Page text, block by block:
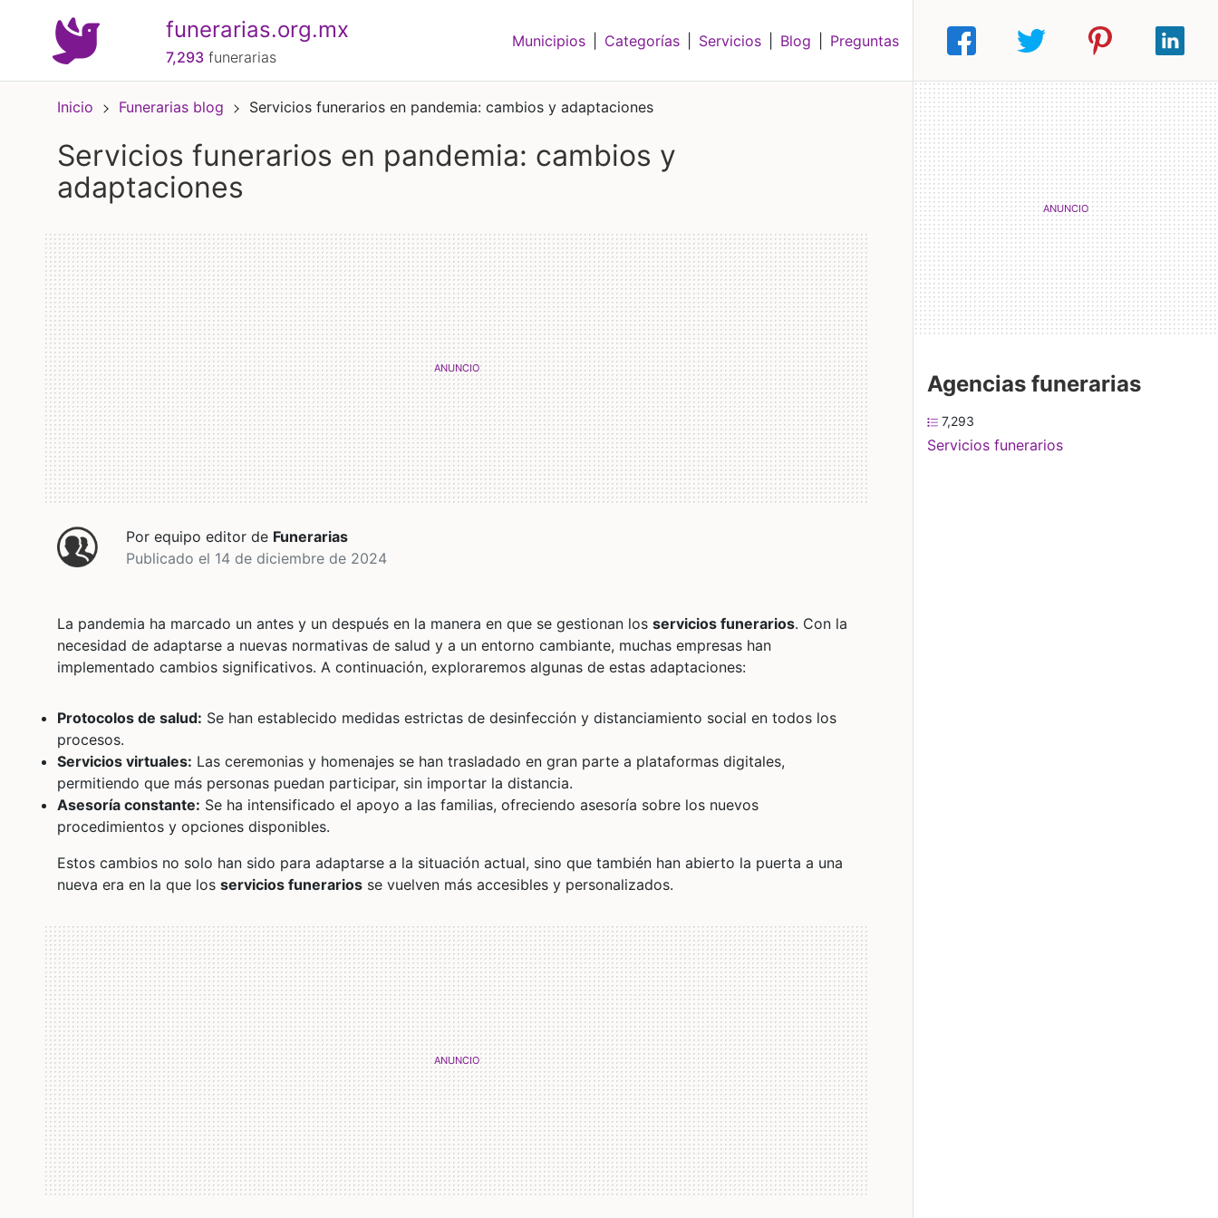
funerarias.org.mx
7,293funerarias
Municipios Categorías Servicios Blog Preguntas
Inicio Funerarias blog Servicios funerarios en pandemia: cambios y adaptaciones
servicios funerarios en pandemia: cambios y
adaptaciones
Por equipo editor de Funerarias
Publicado el 14 de diciembre de 2024
La pandemia ha marcado un antes y un después en la manera en que se gestionan los servicios funerarios. Con la
necesidad de adaptarse a nuevas normativas de salud y a un entorno cambiante, muchas empresas han
implementado cambios significativos. A continuación, exploraremos algunas de estas adaptaciones:
Protocolos de salud: Se han establecido medidas estrictas de desinfección y distanciamiento social en todos los
procesos.
Servicios virtuales: Las ceremonias y homenajes se han trasladado en gran parte a plataformas digitales,
permitiendo que más personas puedan participar, sin importar la distancia.
Asesoría constante: Se ha intensificado el apoyo a las familias, ofreciendo asesoría sobre los nuevos
procedimientos y opciones disponibles.
Estos cambios no solo han sido para adaptarse a la situación actual, sino que también han abierto la puerta a una
nueva era en la que los servicios funerarios se vuelven más accesibles y personalizados.
Agencias funerarias
7,293
Servicios funerarios